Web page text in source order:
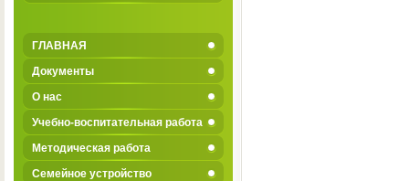
ГЛАВНАЯ
Документы
О нас
Учебно-воспитательная работа
Методическая работа
Семейное устройство